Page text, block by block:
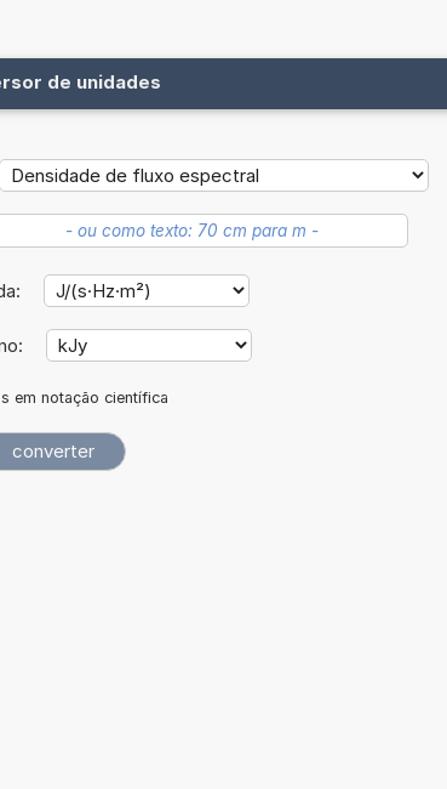
de unidades
em notação científica